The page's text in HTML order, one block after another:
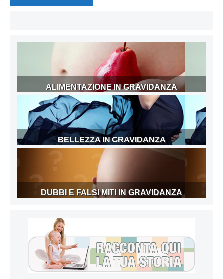
ALIMENTAZIONE IN GRAVIDANZA
BELLEZZA IN GRAVIDANZA
DUBBI E FALSI MITI IN GRAVIDANZA